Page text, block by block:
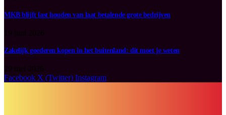
MKB blijft last houden van laat betalende grote bedrijven
Zakelijk goederen kopen in het buitenland: dit moet je weten
Facebook X (Twitter) Instagram